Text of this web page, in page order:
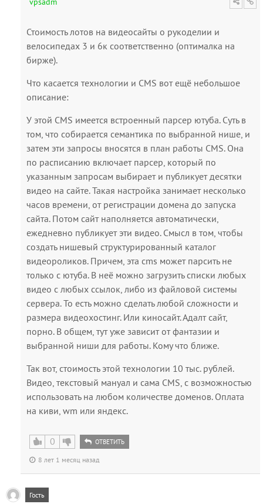
Стоимость лотов на видеосайты о рукоделии и
велосипедах 3 и 6к соответственно (оптималка на
бирже).
Что касается технологии и CMS вот ещё небольшое
описание:
У этой CMS имеется встроенный парсер ютуба. Суть в
том, что собирается семантика по выбранной нише, и
затем эти запросы вносятся в план работы CMS. Она
по расписанию включает парсер, который по
указанным запросам выбирает и публикует десятки
видео на сайте. Такая настройка занимает несколько
часов времени, от регистрации домена до запуска
сайта. Потом сайт наполняется автоматически,
ежедневно публикует эти видео. Смысл в том, чтобы
создать нишевый структурированный каталог
видеороликов. Причем, эта cms может парсить не
только с ютуба. В неё можно загрузить списки любых
видео с любых ссылок, либо из файловой системы
сервера. То есть можно сделать любой сложности и
размера видеохостинг. Или киносайт. Адалт сайт,
порно. В общем, тут уже зависит от фантазии и
выбранной ниши для работы. Кому что ближе.
Так вот, стоимость этой технологии 10 тыс. рублей.
Видео, текстовый мануал и сама CMS, с возможностью
использовать на любом количестве доменов. Оплата
на киви, wm или яндекс.
0 ОТВЕТИТЬ
8 лет 1 месяц назад
Гость